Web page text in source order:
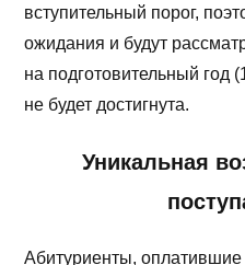
вступительный порог,
ожидания и будут
на подготовительный год
не будет достигнута.
Уникальная
Абитуриенты,